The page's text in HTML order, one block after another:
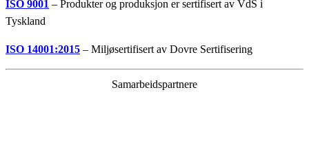
ISO 9001 – Produkter og produksjon er sertifisert av VdS i
Tyskland
ISO 14001:2015 – Miljøsertifisert av Dovre Sertifisering
Samarbeidspartnere